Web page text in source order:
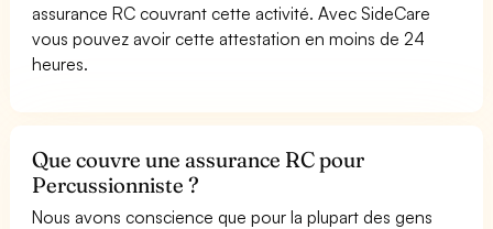
assurance RC couvrant cette activité. Avec SideCare
vous pouvez avoir cette attestation en moins de 24
heures.
Que couvre une assurance RC pour
Percussionniste ?
Nous avons conscience que pour la plupart des gens